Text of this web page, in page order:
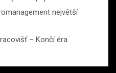
největší
– Končí éra